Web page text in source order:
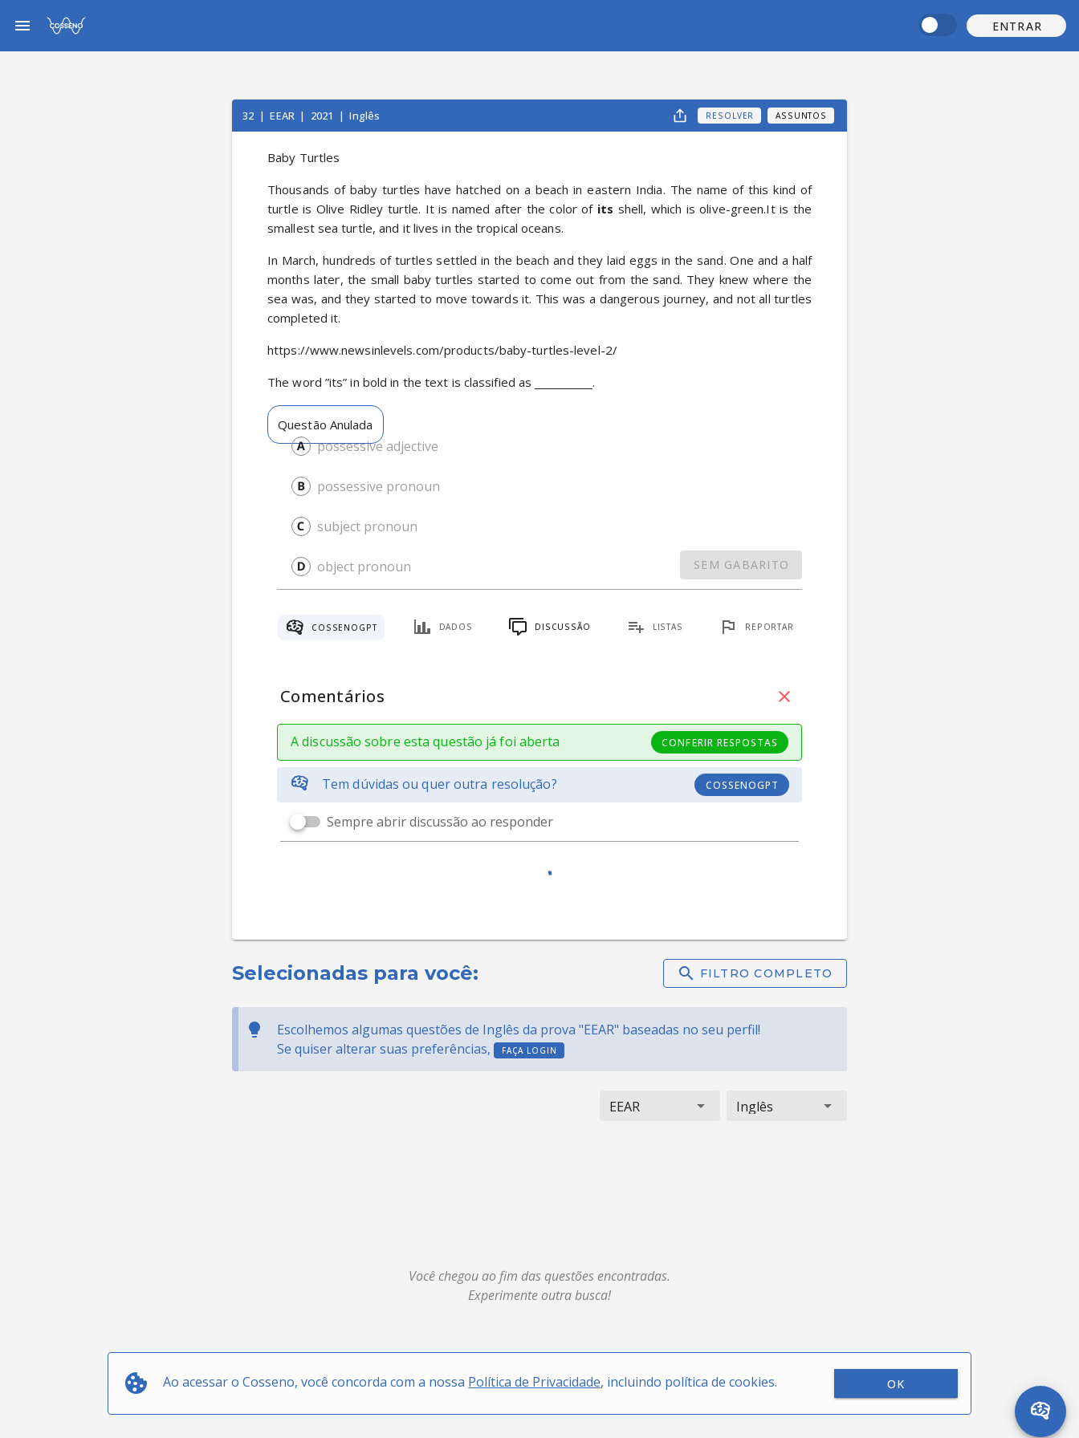
ENTRAR
Ao acessar o Cosseno, você concorda com a nossa Política de Privacidade, incluindo política de cookies. OK
32 | EEAR | 2021 | Inglês RESOLVER ASSUNTOS
Baby Turtles
Thousands of baby turtles have hatched on a beach in eastern India. The name of this kind of
turtle is Olive Ridley turtle. It is named after the color of its shell, which is olive-green.It is the
smallest sea turtle, and it lives in the tropical oceans.
In March, hundreds of turtles settled in the beach and they laid eggs in the sand. One and a half
months later, the small baby turtles started to come out from the sand. They knew where the
sea was, and they started to move towards it. This was a dangerous journey, and not all turtles
completed it.
https://www.newsinlevels.com/products/baby-turtles-level-2/
The word ”its” in bold in the text is classified as
.
Questão Anulada
possessive adjective
possessive pronoun
subject pronoun
object pronoun SEM GABARITO
COSSENOGPT DADOS DISCUSSÃO LISTAS REPORTAR
Comentários
A discussão sobre esta questão já foi aberta CONFERIR RESPOSTAS
Tem dúvidas ou quer outra resolução? COSSENOGPT
Sempre abrir discussão ao responder
Selecionadas para você: FILTRO COMPLETO
Escolhemos algumas questões de Inglês da prova "EEAR" baseadas no seu perfil!
Se quiser alterar suas preferências,
FAÇA LOGIN
EEAR Inglês
Você chegou ao fim das questões encontradas.
Experimente outra busca!